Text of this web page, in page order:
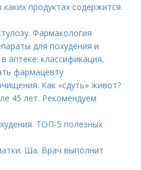
продуктах содержится.
Фармакология
для похудения и
аптеке: классификация,
фармацевту
Как «сдуть» живот?
45 лет. Рекомендуем
ТОП-5 полезных
Ша. Врач выполнит